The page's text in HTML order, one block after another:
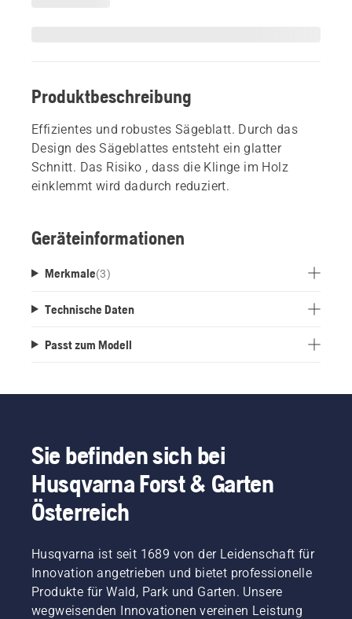
Produktbeschreibung
Effizientes und robustes Sägeblatt. Durch das
Design des Sägeblattes entsteht ein glatter
Schnitt. Das Risiko , dass die Klinge im Holz
einklemmt wird dadurch reduziert.
Geräteinformationen
Merkmale(3)
Technische Daten
Passt zum Modell
Sie befinden sich bei
Husqvarna Forst & Garten
Österreich
Husqvarna ist seit 1689 von der Leidenschaft für
Innovation angetrieben und bietet professionelle
Produkte für Wald, Park und Garten. Unsere
wegweisenden Innovationen vereinen Leistung